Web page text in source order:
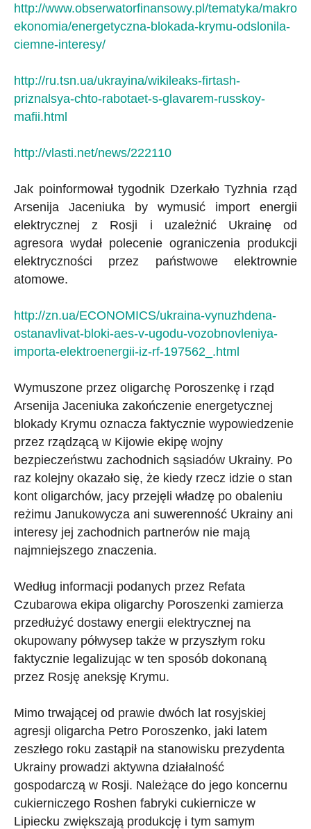
http://www.obserwatorfinansowy.pl/tematyka/makro
ekonomia/energetyczna-blokada-krymu-odslonila-
ciemne-interesy/
http://ru.tsn.ua/ukrayina/wikileaks-firtash-
priznalsya-chto-rabotaet-s-glavarem-russkoy-
mafii.html
http://vlasti.net/news/222110
Jak poinformował tygodnik Dzerkało Tyzhnia rząd
Arsenija Jaceniuka by wymusić import energii
elektrycznej z Rosji i uzależnić Ukrainę od
agresora wydał polecenie ograniczenia produkcji
elektryczności przez państwowe elektrownie
atomowe.
http://zn.ua/ECONOMICS/ukraina-vynuzhdena-
ostanavlivat-bloki-aes-v-ugodu-vozobnovleniya-
importa-elektroenergii-iz-rf-197562_.html
Wymuszone przez oligarchę Poroszenkę i rząd
Arsenija Jaceniuka zakończenie energetycznej
blokady Krymu oznacza faktycznie wypowiedzenie
przez rządzącą w Kijowie ekipę wojny
bezpieczeństwu zachodnich sąsiadów Ukrainy. Po
raz kolejny okazało się, że kiedy rzecz idzie o stan
kont oligarchów, jacy przejęli władzę po obaleniu
reżimu Janukowycza ani suwerenność Ukrainy ani
interesy jej zachodnich partnerów nie mają
najmniejszego znaczenia.
Według informacji podanych przez Refata
Czubarowa ekipa oligarchy Poroszenki zamierza
przedłużyć dostawy energii elektrycznej na
okupowany półwysep także w przyszłym roku
faktycznie legalizując w ten sposób dokonaną
przez Rosję aneksję Krymu.
Mimo trwającej od prawie dwóch lat rosyjskiej
agresji oligarcha Petro Poroszenko, jaki latem
zeszłego roku zastąpił na stanowisku prezydenta
Ukrainy prowadzi aktywna działalność
gospodarczą w Rosji. Należące do jego koncernu
cukierniczego Roshen fabryki cukiernicze w
Lipiecku zwiększają produkcję i tym samym